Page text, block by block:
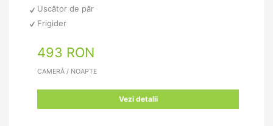
Uscător de păr
Frigider
493 RON
CAMERĂ / NOAPTE
Vezi detalii